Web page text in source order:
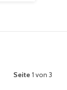
Seite 1 von 3